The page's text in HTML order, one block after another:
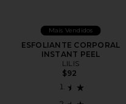
Mais Vendidos
ESFOLIANTE CORPORAL
INSTANT PEEL
LILIS
$92